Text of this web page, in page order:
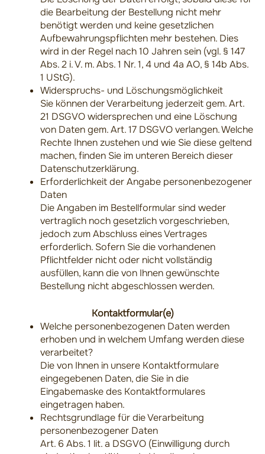
die Bearbeitung der Bestellung nicht mehr
benötigt werden und keine gesetzlichen
Aufbewahrungspflichten mehr bestehen. Dies
wird in der Regel nach 10 Jahren sein (vgl. § 147
Abs. 2 i. V. m. Abs. 1 Nr. 1, 4 und 4a AO, § 14b Abs.
1 UStG).
Widerspruchs- und Löschungsmöglichkeit
Sie können der Verarbeitung jederzeit gem. Art.
21 DSGVO widersprechen und eine Löschung
von Daten gem. Art. 17 DSGVO verlangen. Welche
Rechte Ihnen zustehen und wie Sie diese geltend
machen, finden Sie im unteren Bereich dieser
Datenschutzerklärung.
Erforderlichkeit der Angabe personenbezogener
Daten
Die Angaben im Bestellformular sind weder
vertraglich noch gesetzlich vorgeschrieben,
jedoch zum Abschluss eines Vertrages
erforderlich. Sofern Sie die vorhandenen
Pflichtfelder nicht oder nicht vollständig
ausfüllen, kann die von Ihnen gewünschte
Bestellung nicht abgeschlossen werden.
Kontaktformular(e)
Welche personenbezogenen Daten werden
erhoben und in welchem Umfang werden diese
verarbeitet?
Die von Ihnen in unsere Kontaktformulare
eingegebenen Daten, die Sie in die
Eingabemaske des Kontaktformulares
eingetragen haben.
Rechtsgrundlage für die Verarbeitung
personenbezogener Daten
Art. 6 Abs. 1 lit. a DSGVO (Einwilligung durch